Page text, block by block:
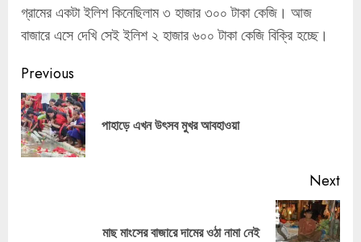
গ্রামের একটা ইলিশ কিনেছিলাম ৩ হাজার ৩০০ টাকা কেজি। আজ
বাজারে এসে দেখি সেই ইলিশ ২ হাজার ৬০০ টাকা কেজি বিক্রি হচ্ছে।
Continue
Reading
Previous
পাহাড়ে এখন উৎসব মুখর আবহাওয়া
Next
মাছ মাংসের বাজারে দামের ওঠা নামা নেই